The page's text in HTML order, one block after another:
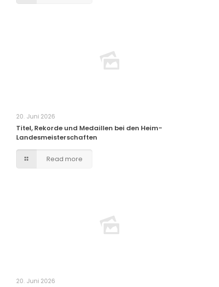
20. Juni 2026
Titel, Rekorde und Medaillen bei den Heim-
Landesmeisterschaften
Read more
20. Juni 2026